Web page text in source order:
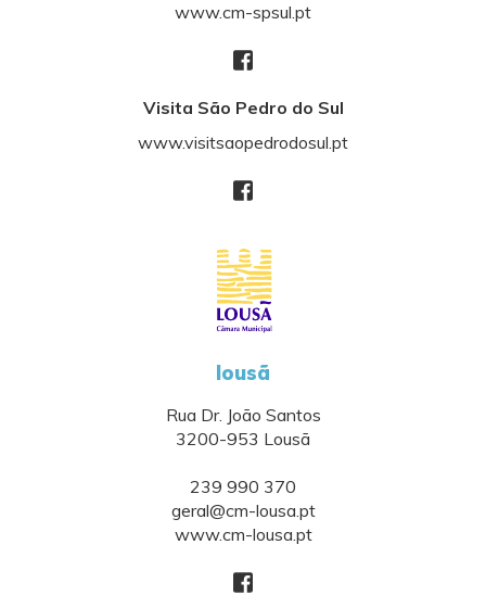
www.cm-spsul.pt
Visita São Pedro do Sul
www.visitsaopedrodosul.pt
lousã
Rua Dr. João Santos
3200-953 Lousã
239 990 370
geral@cm-lousa.pt
www.cm-lousa.pt